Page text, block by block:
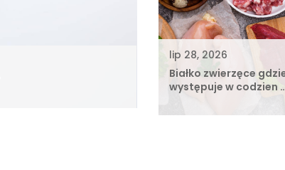
lip 28, 2026
Białko zwierzęce
występuje w codzien